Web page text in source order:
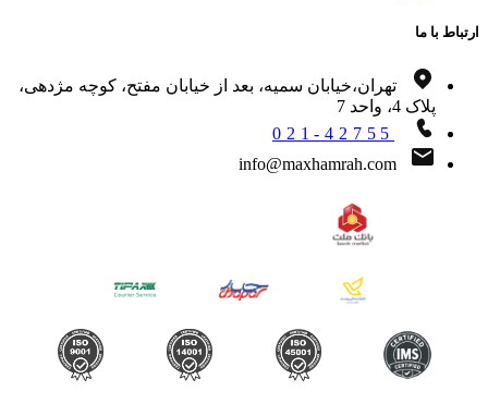
با ما
تهران،خیابان سمیه، بعد از خیابان مفتح، کوچه مژدهی،
پلاک 4، واحد 7
021-42755
info@maxhamrah.com